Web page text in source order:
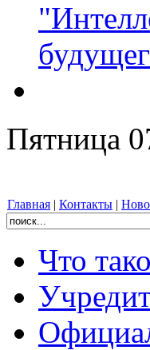
Пятница
Главная | Контакты |
Что